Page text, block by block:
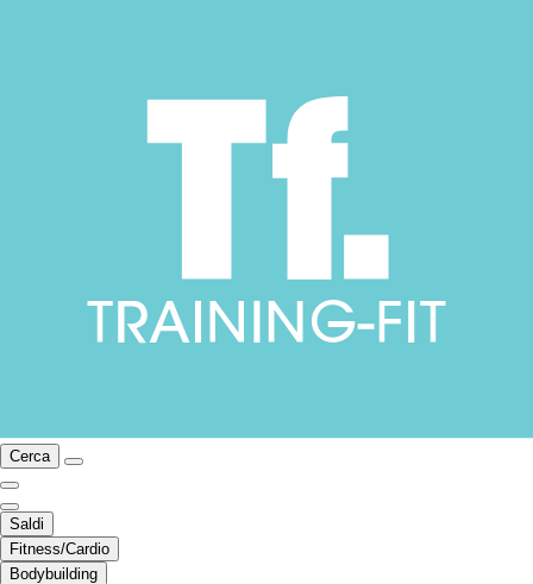
Cerca
Saldi
Fitness/Cardio
Bodybuilding